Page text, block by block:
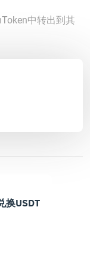
中转出到其
换USDT